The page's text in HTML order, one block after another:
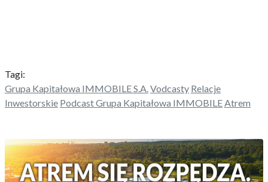
Tagi:
Grupa Kapitałowa IMMOBILE S.A. Vodcasty Relacje
Inwestorskie Podcast Grupa Kapitałowa IMMOBILE Atrem